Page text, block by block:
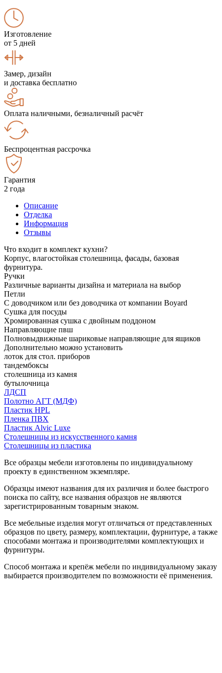
Изготовление
от 5 дней
Замер, дизайн
и доставка бесплатно
Оплата наличными, безналичный расчёт
Беспроцентная рассрочка
Гарантия
2 года
Описание
Отделка
Информация
Отзывы
Что входит в комплект кухни?
Корпус, влагостойкая столешница, фасады, базовая
фурнитура.
Ручки
Различные варианты дизайна и материала на выбор
Петли
С доводчиком или без доводчика от компании Boyard
Сушка для посуды
Хромированная сушка с двойным поддоном
Направляющие пвш
Полновыдвижные шариковые направляющие для ящиков
Дополнительно можно установить
лоток для стол. приборов
тандембоксы
столешница из камня
бутылочница
ЛДСП
Полотно АГТ (МДФ)
Пластик HPL
Пленка ПВХ
Пластик Alvic Luxe
Столешницы из искусственного камня
Столешницы из пластика
Все образцы мебели изготовлены по индивидуальному
проекту в единственном экземпляре.
Образцы имеют названия для их различия и более быстрого
поиска по сайту, все названия образцов не являются
зарегистрированным товарным знаком.
Все мебельные изделия могут отличаться от представленных
образцов по цвету, размеру, комплектации, фурнитуре, а также
способами монтажа и производителями комплектующих и
фурнитуры.
Способ монтажа и крепёж мебели по индивидуальному заказу
выбирается производителем по возможности её применения.